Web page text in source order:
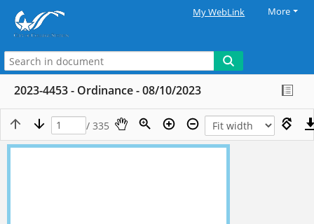
My WebLink More
2023-4453 - Ordinance - 08/10/2023
/ 335